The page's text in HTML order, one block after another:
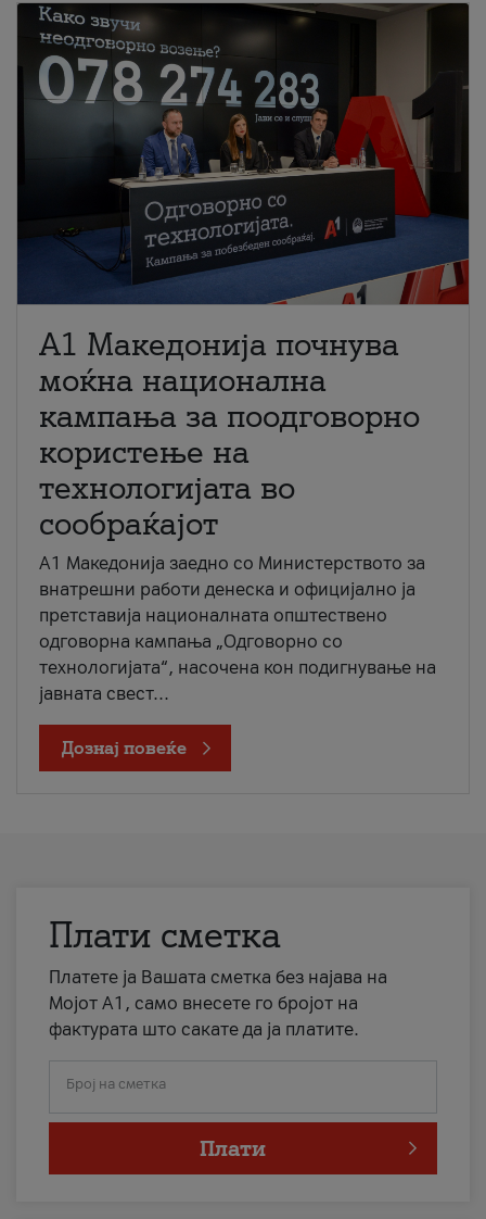
A1 Македонија почнува
моќна национална
кампања за поодговорно
користење на
технологијата во
сообраќајот
A1 Македонија заедно со Министерството за
внатрешни работи денеска и официјално ја
претставија националната општествено
одговорна кампања „Одговорно со
технологијата“, насочена кон подигнување на
јавната свест...
Дознај повеќе
Плати сметка
Платете ја Вашата сметка без најава на
Мојот А1, само внесете го бројот на
фактурата што сакате да ја платите.
Број на сметка
Плати